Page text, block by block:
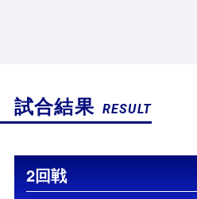
試合結果 RESULT
2回戦